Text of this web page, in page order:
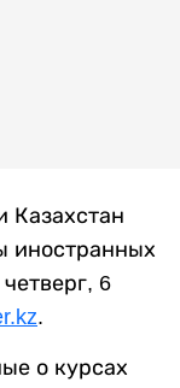
Казахстан
иностранных
6
.
о курсах